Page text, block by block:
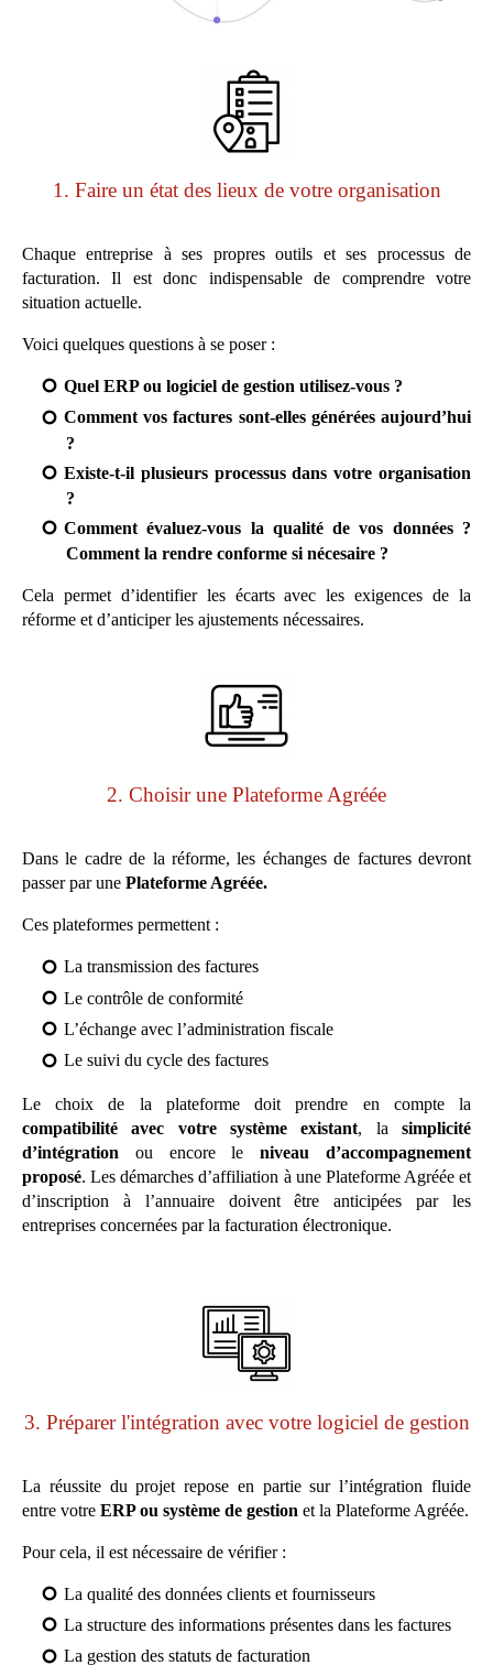
1. Faire un état des lieux de votre organisation
Chaque entreprise à ses propres outils et ses processus de
facturation. Il est donc indispensable de comprendre votre
situation actuelle.
Voici quelques questions à se poser :
Quel ERP ou logiciel de gestion utilisez-vous ?
Comment vos factures sont-elles générées aujourd’hui
?
Existe-t-il plusieurs processus dans votre organisation
?
Comment évaluez-vous la qualité de vos données ?
Comment la rendre conforme si nécesaire ?
Cela permet d’identifier les écarts avec les exigences de la
réforme et d’anticiper les ajustements nécessaires.
2. Choisir une Plateforme Agréée
Dans le cadre de la réforme, les échanges de factures devront
passer par une Plateforme Agréée.
Ces plateformes permettent :
La transmission des factures
Le contrôle de conformité
L’échange avec l’administration fiscale
Le suivi du cycle des factures
Le choix de la plateforme doit prendre en compte la
compatibilité avec votre système existant, lasimplicité
d’intégration ou encore leniveau d’accompagnement
proposé. Les démarches d’affiliation à une Plateforme Agréée et
d’inscription à l’annuaire doivent être anticipées par les
entreprises concernées par la facturation électronique.
3. Préparer l'intégration avec votre logiciel de gestion
La réussite du projet repose en partie sur l’intégration fluide
entre votre ERP ou système de gestion et la Plateforme Agréée.
Pour cela, il est nécessaire de vérifier :
La qualité des données clients et fournisseurs
La structure des informations présentes dans les factures
La gestion des statuts de facturation